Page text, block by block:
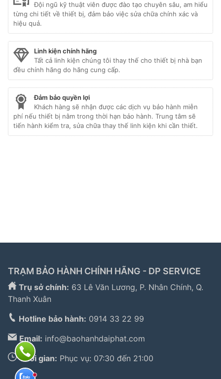
Đội ngũ kỹ thuật viên được đào tạo chuyên sâu, am hiểu
từng chi tiết về thiết bị, đảm bảo việc sửa chữa chính xác và
hiệu quả.
Linh kiện chính hãng
Tất cả linh kiện chúng tôi thay thế cho thiết bị nhà bạn
đều chính hãng do hãng cung cấp.
Đảm bảo quyền lợi
Khách hàng sẽ nhận được các dịch vụ bảo hành miễn
phí nếu thiết bị nằm trong thời hạn bảo hành. Trung tâm sẽ
tiến hành kiểm tra, sửa chữa thay thế linh kiện khi cần thiết.
TRẠM BẢO HÀNH CHÍNH HÃNG - DP SERVICE
Trụ sở chính: 63 Lê Văn Lương, P. Nhân Chính, Q.
Thanh Xuân
Hotline bảo hành: 0914 33 22 99
Email: info@baohanhdaiphat.com
Thời gian: Phục vụ: 07:30 đến 21:00